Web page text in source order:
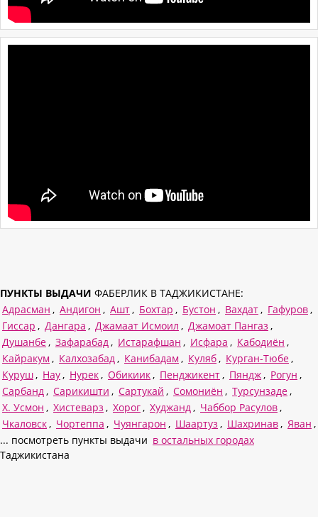
ПУНКТЫ ВЫДАЧИ ФАБЕРЛИК В ТАДЖИКИСТАНЕ:
Адрасман , Андигон , Ашт , Бохтар , Бустон , Вахдат , Гафуров ,
Гиссар , Дангара , Джамаат Исмоил , Джамоат Пангаз ,
Душанбе , Зафарабад , Истарафшан , Исфара , Кабодиён ,
Кайракум , Калхозабад , Канибадам , Куляб , Курган-Тюбе ,
Куруш , Нау , Нурек , Обикиик , Пенджикент , Пяндж , Рогун ,
Сарбанд , Сарикишти , Сартукай , Сомониён , Турсунзаде ,
Х. Усмон , Хистеварз , Хорог , Худжанд , Чаббор Расулов ,
Чкаловск , Чортеппа , Чуянгарон , Шаартуз , Шахринав , Яван ,
... посмотреть пункты выдачи в остальных городах
Таджикистана